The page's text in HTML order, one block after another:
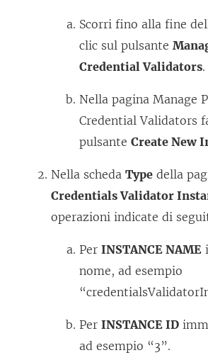
Scorri fino alla fine
clic sul pulsante
Credential Validators.
Nella pagina Manage
Credential Validators
pulsante Create New
Nella scheda Type della
Credentials Validator
operazioni indicate di
Per INSTANCE NAME
nome, ad esempio
Per INSTANCE ID
ad esempio “3”.